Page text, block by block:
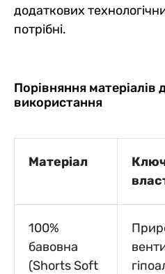
додаткових
потрібні.
Порівняння
використання
Матеріал
100%
бавовна
(Shorts Soft